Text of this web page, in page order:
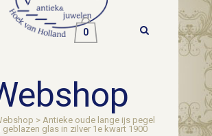
0
> Antieke oude lange ijs pegel
geblazen glas in zilver 1e kwart 1900